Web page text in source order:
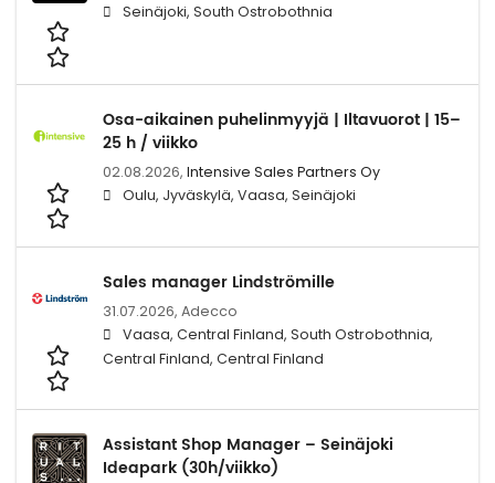
Seinäjoki, South Ostrobothnia
Osa-aikainen puhelinmyyjä | Iltavuorot | 15–
25 h / viikko
02.08.2026, Intensive Sales Partners Oy
Oulu, Jyväskylä, Vaasa, Seinäjoki
Sales manager Lindströmille
31.07.2026, Adecco
Vaasa, Central Finland, South Ostrobothnia,
Central Finland, Central Finland
Assistant Shop Manager – Seinäjoki
Ideapark (30h/viikko)